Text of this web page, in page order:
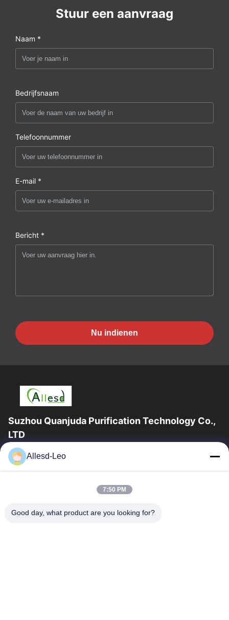
Stuur een aanvraag
Naam *
Bedrijfsnaam
Telefoonnummer
E-mail *
Bericht *
Nu indienen
Suzhou Quanjuda Purification Technology Co.,
LTD
16years ervaring, als belangrijke fabrikant en exporteur van
ESD & Cleanroom producten, bieden wij een volledige lijn van
Huis
Producten
Allesd-Leo
7:50 PM
Good day, what product are you looking for?